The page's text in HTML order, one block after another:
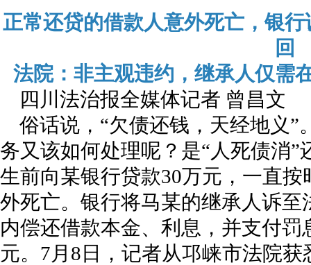
正常还贷的借款人意外死亡，银
回
法院：非主观违约，继承人仅需
四川法治报全媒体记者 曾昌文
俗话说，“欠债还钱，天经地义
务又该如何处理呢？是“人死债消”
生前向某银行贷款30万元，一直
外死亡。银行将马某的继承人诉
内偿还借款本金、利息，并支付
元。7月8日，记者从邛崃市法院